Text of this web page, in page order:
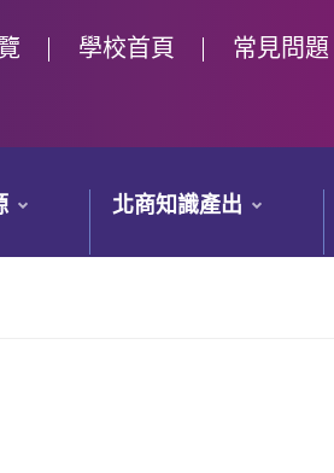
學校首頁 常見問題
北商知識產出